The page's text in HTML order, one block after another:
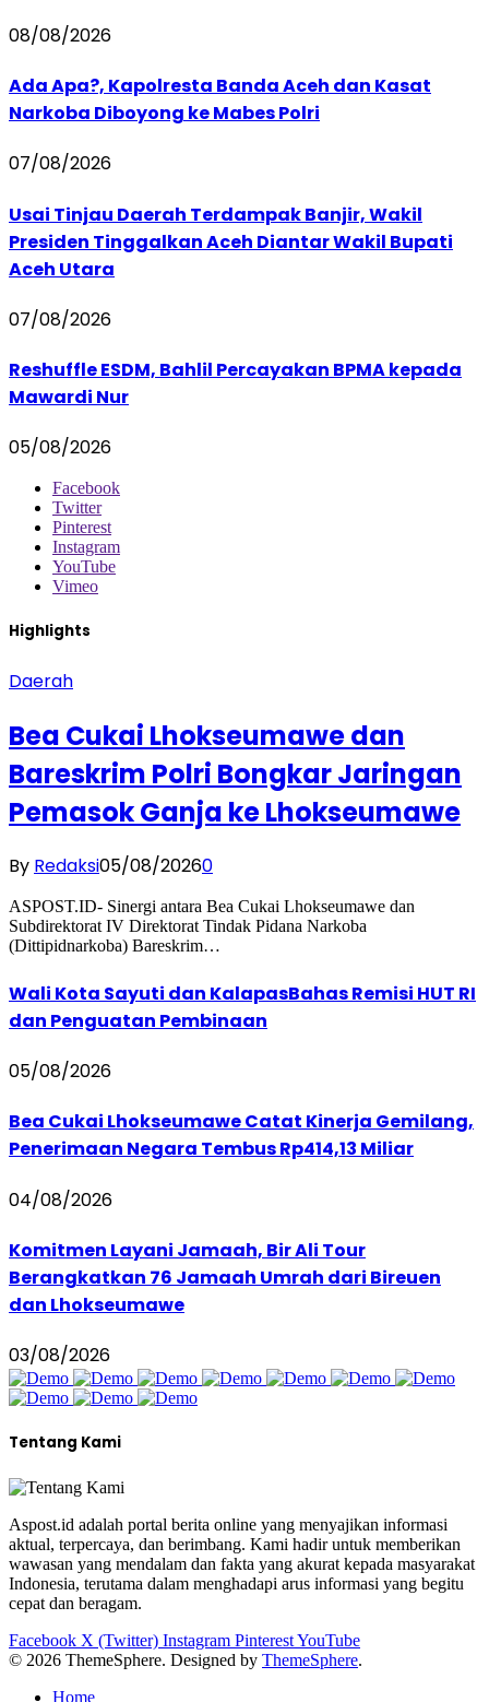
08/08/2026
Ada Apa?, Kapolresta Banda Aceh dan Kasat
Narkoba Diboyong ke Mabes Polri
07/08/2026
Usai Tinjau Daerah Terdampak Banjir, Wakil
Presiden Tinggalkan Aceh Diantar Wakil Bupati
Aceh Utara
07/08/2026
Reshuffle ESDM, Bahlil Percayakan BPMA kepada
Mawardi Nur
05/08/2026
Facebook
Twitter
Pinterest
Instagram
YouTube
Vimeo
Highlights
Daerah
Bea Cukai Lhokseumawe dan
Bareskrim Polri Bongkar Jaringan
Pemasok Ganja ke Lhokseumawe
By Redaksi05/08/20260
ASPOST.ID- Sinergi antara Bea Cukai Lhokseumawe dan
Subdirektorat IV Direktorat Tindak Pidana Narkoba
(Dittipidnarkoba) Bareskrim…
Wali Kota Sayuti dan KalapasBahas Remisi HUT RI
dan Penguatan Pembinaan
05/08/2026
Bea Cukai Lhokseumawe Catat Kinerja Gemilang,
Penerimaan Negara Tembus Rp414,13 Miliar
04/08/2026
Komitmen Layani Jamaah, Bir Ali Tour
Berangkatkan 76 Jamaah Umrah dari Bireuen
dan Lhokseumawe
03/08/2026
Tentang Kami
Aspost.id adalah portal berita online yang menyajikan informasi
aktual, terpercaya, dan berimbang. Kami hadir untuk memberikan
wawasan yang mendalam dan fakta yang akurat kepada masyarakat
Indonesia, terutama dalam menghadapi arus informasi yang begitu
cepat dan beragam.
Facebook X (Twitter) Instagram PinterestYouTube
© 2026 ThemeSphere. Designed by ThemeSphere.
Home